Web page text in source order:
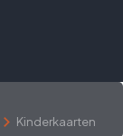
Kinderkaarten